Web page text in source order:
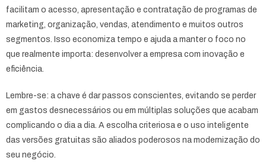
facilitam o acesso, apresentação e contratação de programas de
marketing, organização, vendas, atendimento e muitos outros
segmentos. Isso economiza tempo e ajuda a manter o foco no
que realmente importa: desenvolver a empresa com inovação e
eficiência.
Lembre-se: a chave é dar passos conscientes, evitando se perder
em gastos desnecessários ou em múltiplas soluções que acabam
complicando o dia a dia. A escolha criteriosa e o uso inteligente
das versões gratuitas são aliados poderosos na modernização do
seu negócio.